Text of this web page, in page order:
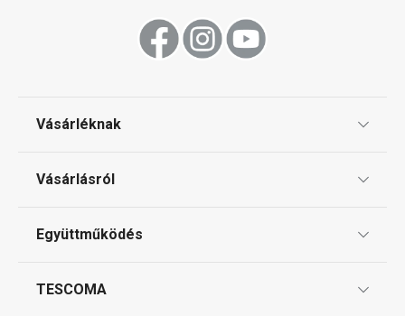
Szín kiválasztása Szín
Vásárléknak
Gyakori kérdések
Vásárlásról
Reklamáció és termékvisszaküldés
Együttműködés
TESCOMA